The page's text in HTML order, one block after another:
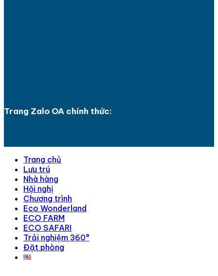
Trang Zalo OA chính thức:
Trang chủ
Lưu trú
Nhà hàng
Hội nghị
Chương trình
Eco Wonderland
ECO FARM
ECO SAFARI
Trải nghiệm 360°
Đặt phòng